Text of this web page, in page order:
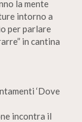
la mente
intorno a
per parlare
in cantina
‘Dove
incontra il